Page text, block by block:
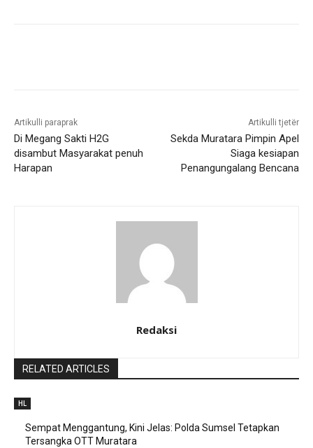
Artikulli paraprak
Di Megang Sakti H2G
disambut Masyarakat penuh
Harapan
Artikulli tjetër
Sekda Muratara Pimpin Apel
Siaga kesiapan
Penangungalang Bencana
Redaksi
RELATED ARTICLES
HL
Sempat Menggantung, Kini Jelas: Polda Sumsel Tetapkan
Tersangka OTT Muratara